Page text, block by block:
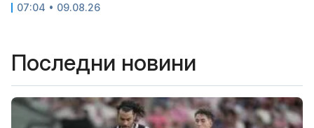
07:04 • 09.08.26
Последни новини